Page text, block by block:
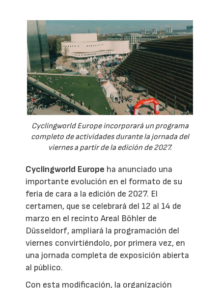
Cyclingworld Europe incorporará un programa
completo de actividades durante la jornada del
viernes a partir de la edición de 2027.
Cyclingworld Europe ha anunciado una
importante evolución en el formato de su
feria de cara a la edición de 2027. El
certamen, que se celebrará del 12 al 14 de
marzo en el recinto Areal Böhler de
Düsseldorf, ampliará la programación del
viernes convirtiéndolo, por primera vez, en
una jornada completa de exposición abierta
al público.
Con esta modificación, la organización